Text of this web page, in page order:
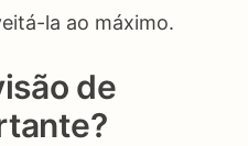
la ao máximo.
de